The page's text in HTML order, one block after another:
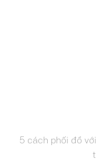
5 cách phối đồ